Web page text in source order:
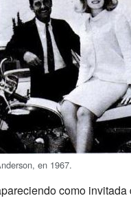
en 1967.
como invitada